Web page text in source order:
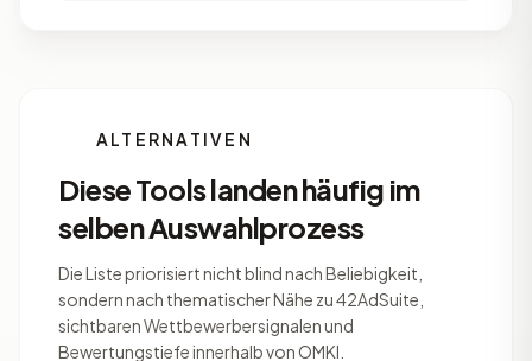
ALTERNATIVEN
Diese Tools landen häufig im
selben Auswahlprozess
Die Liste priorisiert nicht blind nach Beliebigkeit,
sondern nach thematischer Nähe zu 42AdSuite,
sichtbaren Wettbewerbersignalen und
Bewertungstiefe innerhalb von OMKI.